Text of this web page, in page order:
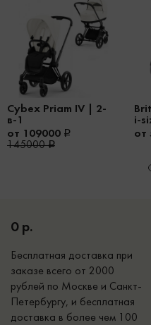
Cybex Priam IV | 2-
в-1
от 109000
145000
i-
от
0 р.
Бесплатная доставка при
заказе всего от 2000
рублей по Москве и Санкт-
Петербургу, и бесплатная
доставка в более чем 100